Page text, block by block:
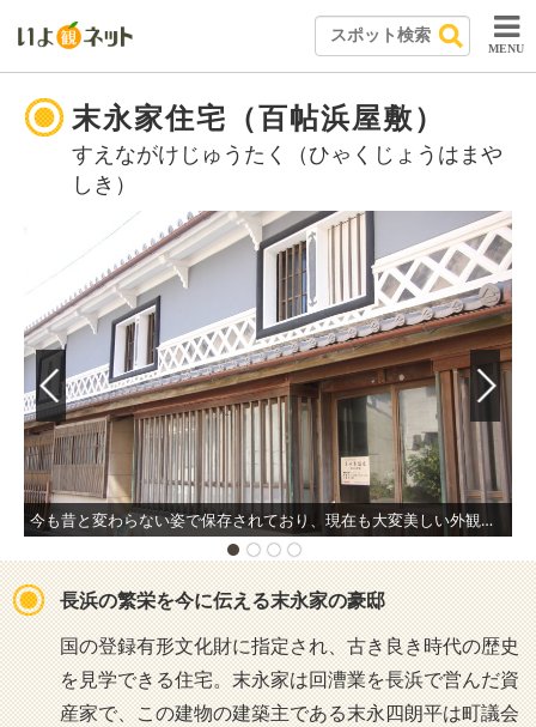
MENU
末永家住宅（百帖浜屋敷）
すえながけじゅうたく（ひゃくじょうはまや
しき）
今も昔と変わらない姿で保存されており、現在も大変美しい外観を鑑賞できる。
長浜の繁栄を今に伝える末永家の豪邸
国の登録有形文化財に指定され、古き良き時代の歴史
を見学できる住宅。末永家は回漕業を長浜で営んだ資
産家で、この建物の建築主である末永四朗平は町議会